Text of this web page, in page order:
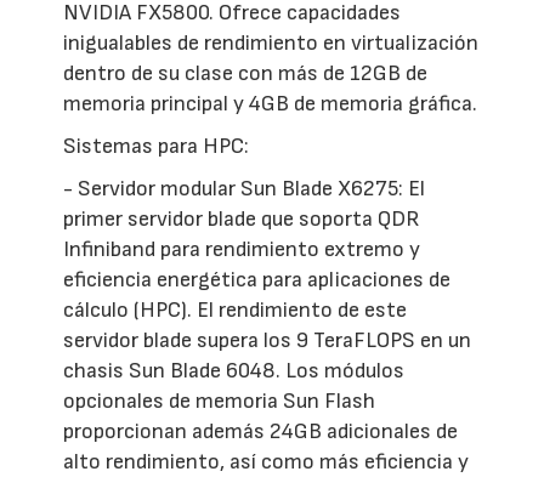
NVIDIA FX5800. Ofrece capacidades
inigualables de rendimiento en virtualización
dentro de su clase con más de 12GB de
memoria principal y 4GB de memoria gráfica.
Sistemas para HPC:
- Servidor modular Sun Blade X6275: El
primer servidor blade que soporta QDR
Infiniband para rendimiento extremo y
eficiencia energética para aplicaciones de
cálculo (HPC). El rendimiento de este
servidor blade supera los 9 TeraFLOPS en un
chasis Sun Blade 6048. Los módulos
opcionales de memoria Sun Flash
proporcionan además 24GB adicionales de
alto rendimiento, así como más eficiencia y